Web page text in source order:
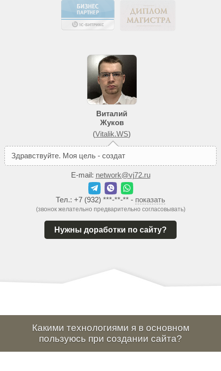
Виталий
Жуков
(Vitalik.WS)
Здравствуйте. Моя цель - создать
E-mail: network@vj72.ru
Тел.: +7 (932) ***-**-** - показать
(звонок желательно предварительно согласовывать)
Нужны доработки по сайту?
Какими технологиями я в основном
пользуюсь при создании сайта?